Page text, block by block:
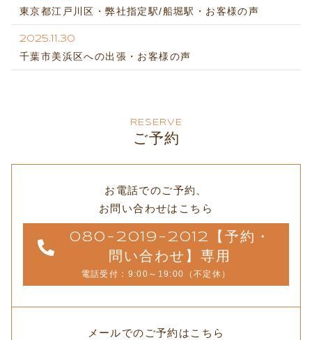
東京都江戸川区・弊社指定駅/船堀駅・お客様の声
2025.11.30
千葉市美浜区への出張・お客様の声
RESERVE
ご予約
お電話でのご予約、
お問い合わせはこちら
080-2019-2012【予約・
問い合わせ】専用
電話受付：9:00～19:00（不定休）
メールでのご予約はこちら